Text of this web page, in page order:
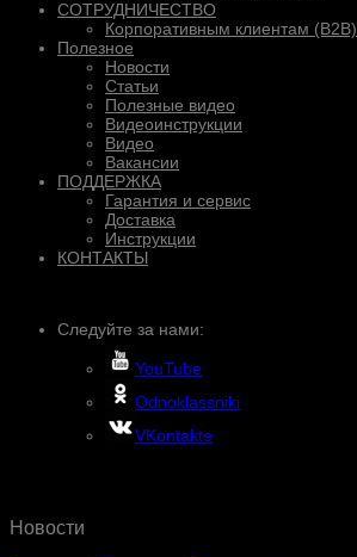
СОТРУДНИЧЕСТВО
Корпоративным клиентам (B2B)
Полезное
Новости
Статьи
Полезные видео
Видеоинструкции
Видео
Вакансии
ПОДДЕРЖКА
Гарантия и сервис
Доставка
Инструкции
КОНТАКТЫ
Следуйте за нами:
YouTube
Odnoklassniki
VKontakte
Новости